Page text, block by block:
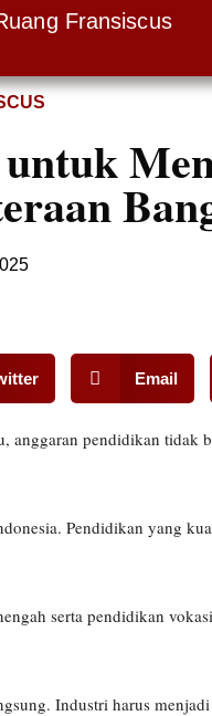
Fransiscus
Email
anggaran pendidikan tidak
Pendidikan yang
serta pendidikan
Industri harus